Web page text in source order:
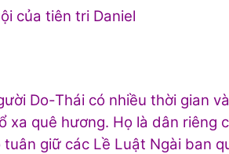
của tiên tri Daniel
Do-Thái có nhiều thời gian
xa quê hương. Họ là dân riêng
giữ các Lề Luật Ngài ban